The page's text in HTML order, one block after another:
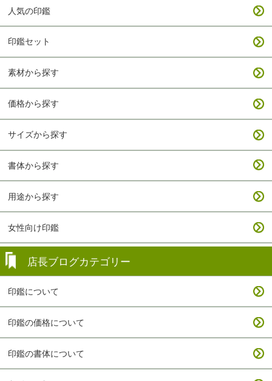
人気の印鑑
印鑑セット
素材から探す
価格から探す
サイズから探す
書体から探す
用途から探す
女性向け印鑑
店長ブログカテゴリー
印鑑について
印鑑の価格について
印鑑の書体について